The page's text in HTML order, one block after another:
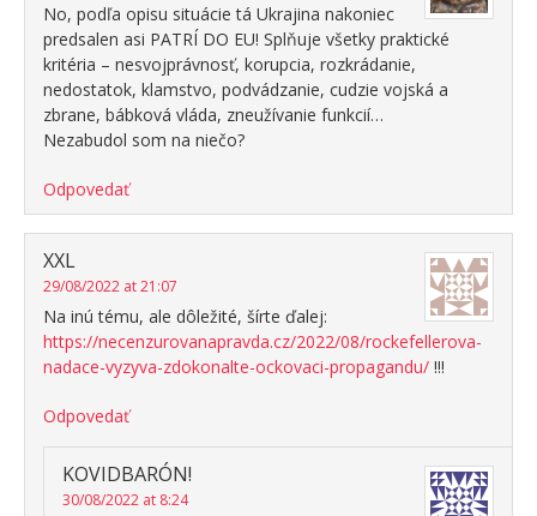
No, podľa opisu situácie tá Ukrajina nakoniec
predsalen asi PATRÍ DO EU! Splňuje všetky praktické
kritéria – nesvojprávnosť, korupcia, rozkrádanie,
nedostatok, klamstvo, podvádzanie, cudzie vojská a
zbrane, bábková vláda, zneužívanie funkcií…
Nezabudol som na niečo?
Odpovedať
XXL
29/08/2022 at 21:07
Na inú tému, ale dôležité, šírte ďalej:
https://necenzurovanapravda.cz/2022/08/rockefellerova-
nadace-vyzyva-zdokonalte-ockovaci-propagandu/ !!!
Odpovedať
KOVIDBARÓN!
30/08/2022 at 8:24